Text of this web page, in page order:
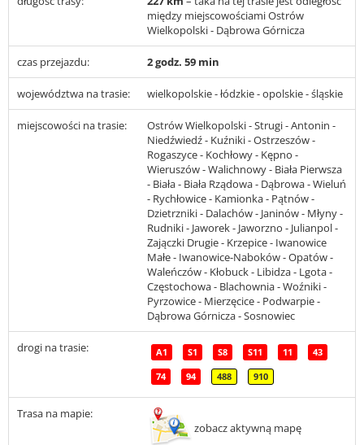
między miejscowościami Ostrów
Wielkopolski - Dąbrowa Górnicza
czas przejazdu: 2 godz. 59 min
województwa na trasie: wielkopolskie - łódzkie - opolskie - śląskie
miejscowości na trasie:
Ostrów Wielkopolski - Strugi - Antonin -
Niedźwiedź - Kuźniki - Ostrzeszów -
Rogaszyce - Kochłowy - Kępno -
Wieruszów - Walichnowy - Biała Pierwsza
- Biała - Biała Rządowa - Dąbrowa - Wieluń
- Rychłowice - Kamionka - Pątnów -
Dzietrzniki - Dalachów - Janinów - Młyny -
Rudniki - Jaworek - Jaworzno - Julianpol -
Zajączki Drugie - Krzepice - Iwanowice
Małe - Iwanowice-Naboków - Opatów -
Waleńczów - Kłobuck - Libidza - Lgota -
Częstochowa - Blachownia - Woźniki -
Pyrzowice - Mierzęcice - Podwarpie -
Dąbrowa Górnicza - Sosnowiec
drogi na trasie: A1 S1 S8 S11 11 43
74 94 488 910
Trasa na mapie:
zobacz aktywną mapę